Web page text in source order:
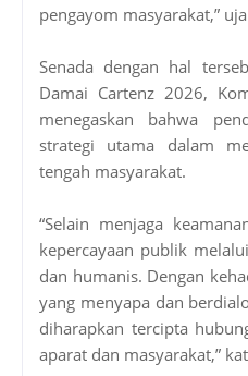
pengayom masyarakat,”
Senada dengan hal
Damai Cartenz 2026,
menegaskan bahwa
strategi utama dalam
tengah masyarakat.
“Selain menjaga
kepercayaan publik
dan humanis. Dengan
yang menyapa dan
diharapkan tercipta
aparat dan masyarakat,”